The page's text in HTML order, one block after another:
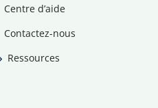
Centre d’aide
Contactez-nous
Ressources